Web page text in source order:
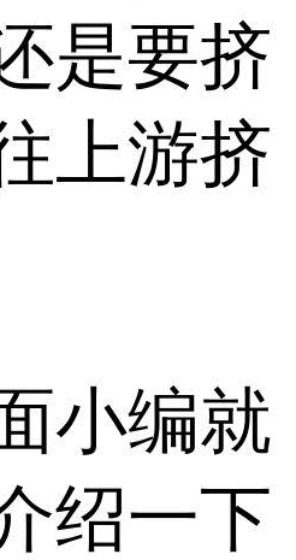
是要挤
上游挤
小编就
绍一下